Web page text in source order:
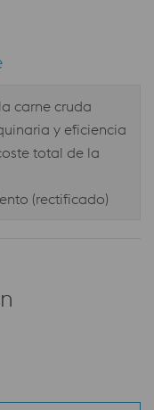
carne cruda
y eficiencia
total de la
(rectificado)